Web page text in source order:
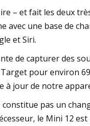
– et fait les deux
avec une base de
et Siri.
de capturer des
pour environ
à jour de notre
pas un
le Mini 12